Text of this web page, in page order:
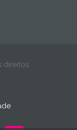
direitos